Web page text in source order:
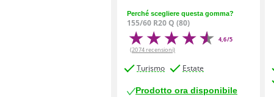
Perché scegliere questa gomma?
155/60 R20 Q (80)
4,6/5
(2074 recensioni)
Turismo Estate
Prodotto ora disponibile